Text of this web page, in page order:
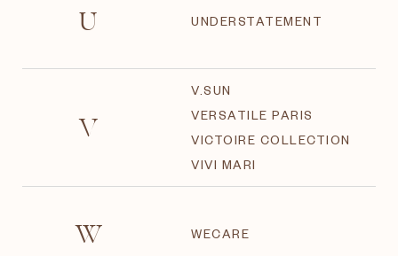
U UNDERSTATEMENT
V
V.SUN
VERSATILE PARIS
VICTOIRE COLLECTION
VIVI MARI
W WECARE